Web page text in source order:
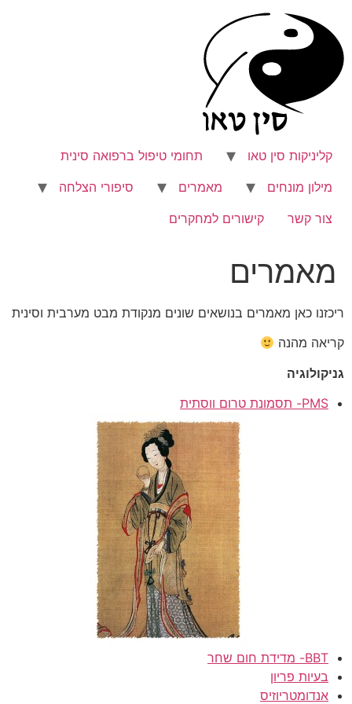
לתוכן
קליניקות סין טאו
תחומי טיפול ברפואה סינית
מילון מונחים
מאמרים
סיפורי הצלחה
צור קשר
קישורים למחקרים
מאמרים
ריכזנו כאן מאמרים בנושאים שונים מנקודת מבט מערבית וסינית
קריאה מהנה
גניקולוגיה
PMS- תסמונת טרום ווסתית
BBT- מדידת חום שחר
בעיות פריון
אנדומטריוזיס